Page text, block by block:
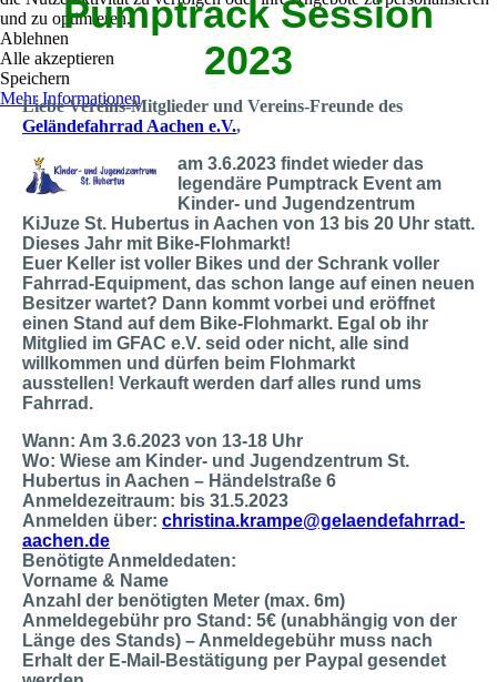
Pumptrack Session
2023
Liebe Vereins-Mitglieder und Vereins-Freunde des
Geländefahrrad Aachen e.V.,
am 3.6.2023 findet wieder das
legendäre Pumptrack Event am
Kinder- und Jugendzentrum
KiJuze St. Hubertus in Aachen von 13 bis 20 Uhr statt.
Dieses Jahr mit Bike-Flohmarkt!
Euer Keller ist voller Bikes und der Schrank voller
Fahrrad-Equipment, das schon lange auf einen neuen
Besitzer wartet? Dann kommt vorbei und eröffnet
einen Stand auf dem Bike-Flohmarkt. Egal ob ihr
Mitglied im GFAC e.V. seid oder nicht, alle sind
willkommen und dürfen beim Flohmarkt
ausstellen! Verkauft werden darf alles rund ums
Fahrrad.
Wann: Am 3.6.2023 von 13-18 Uhr
Wo: Wiese am Kinder- und Jugendzentrum St.
Hubertus in Aachen – Händelstraße 6
Anmeldezeitraum: bis 31.5.2023
Anmelden über: christina.krampe@gelaendefahrrad-
aachen.de
Benötigte Anmeldedaten:
Vorname & Name
Anzahl der benötigten Meter (max. 6m)
Anmeldegebühr pro Stand: 5€ (unabhängig von der
Länge des Stands) – Anmeldegebühr muss nach
Erhalt der E-Mail-Bestätigung per Paypal gesendet
und zu optimieren.
Ablehnen
Alle akzeptieren
Speichern
Mehr Informationen